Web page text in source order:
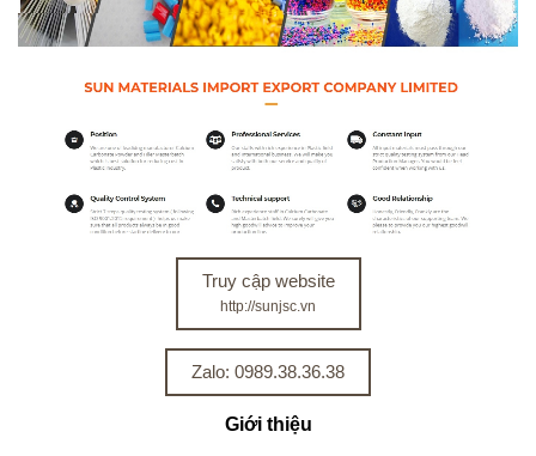
Truy cập website
http://sunjsc.vn
Zalo: 0989.38.36.38
Giới thiệu